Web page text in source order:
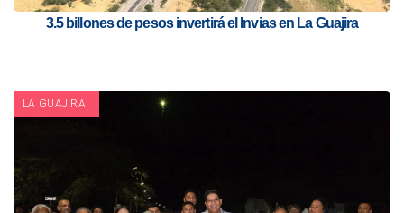
3.5 billones de pesos invertirá el Invias en La Guajira
LA GUAJIRA